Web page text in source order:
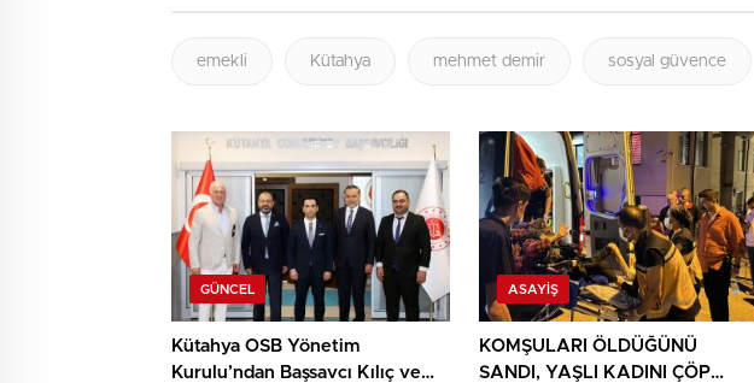
emekli Kütahya mehmet demir sosyal güvence
GÜNCEL
Kütahya OSB Yönetim
Kurulu’ndan Başsavcı Kılıç ve
ASAYIŞ
KOMŞULARI ÖLDÜĞÜNÜ
SANDI, YAŞLI KADINI ÇÖP